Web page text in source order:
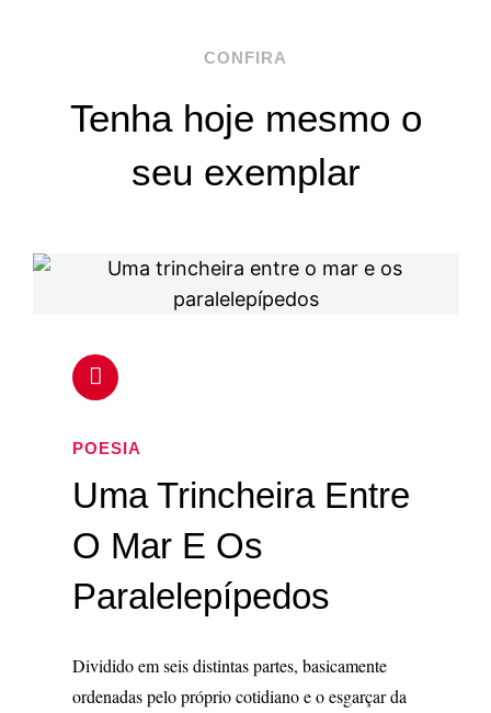
CONFIRA
Tenha hoje mesmo o
seu exemplar
POESIA
Uma Trincheira Entre
O Mar E Os
Paralelepípedos
Dividido em seis distintas partes, basicamente
ordenadas pelo próprio cotidiano e o esgarçar da